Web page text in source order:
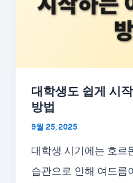
대학생도 쉽게 시
방법
9월 25, 2025
대학생 시기에는 호르
습관으로 인해 여드름